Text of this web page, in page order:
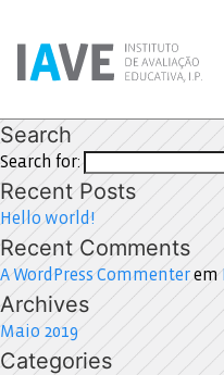
Search
Search for:
Recent Posts
Hello world!
Recent Comments
A WordPress Commenterem
Archives
Maio 2019
Categories